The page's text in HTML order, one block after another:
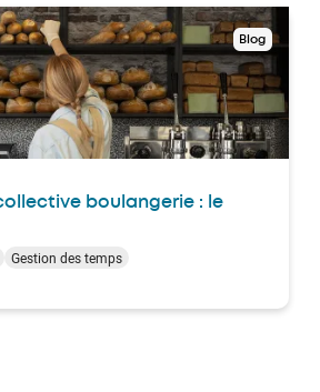
Blog
boulangerie : le
Gestion des temps